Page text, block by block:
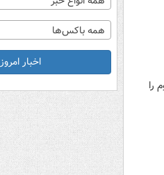
را
همه باکس‌ها
اخبار امروز